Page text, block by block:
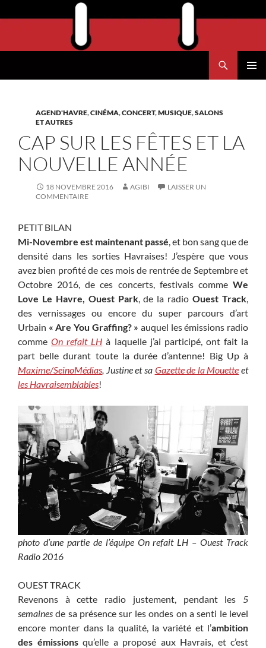
au
AGEND'HAVRE,CINÉMA,CONCERT,MUSIQUE,SALONS
ET AUTRES
CAP SUR LES FÊTES ET LA
NOUVELLE ANNÉE
18 NOVEMBRE 2016 AGIBI
LAISSER UN
COMMENTAIRE
PETIT BILAN
Mi-Novembre est maintenant passé , et bon sang que de
densité dans les sorties Havraises! J’espère que vous
avez bien profité de ces mois de rentrée de Septembre et
Octobre 2016, de ces concerts, festivals comme We
Love Le Havre, Ouest Park, de la radioOuest Track
des vernissages ou encore du super parcours d’art
Urbain « Are You Graffing? » auquel les émissions radio
commeOn refait LH à laquelle j’ai participé, ont fait la
part belle durant toute la durée d’antenne! Big Up à
Maxime/SeinoMédias , Justine et sa Gazette de la Mouette et
les Havraisemblables!
photo d’une partie de l’équipe On refait LH – Ouest Track
Radio 2016
OUEST TRACK
Revenons à cette radio justement, pendant les 5
semaines de sa présence sur les ondes on a senti le level
encore monter dans la qualité, la variété et l’ambition
des émissionsqu’elle a proposé aux Havrais, et c’est